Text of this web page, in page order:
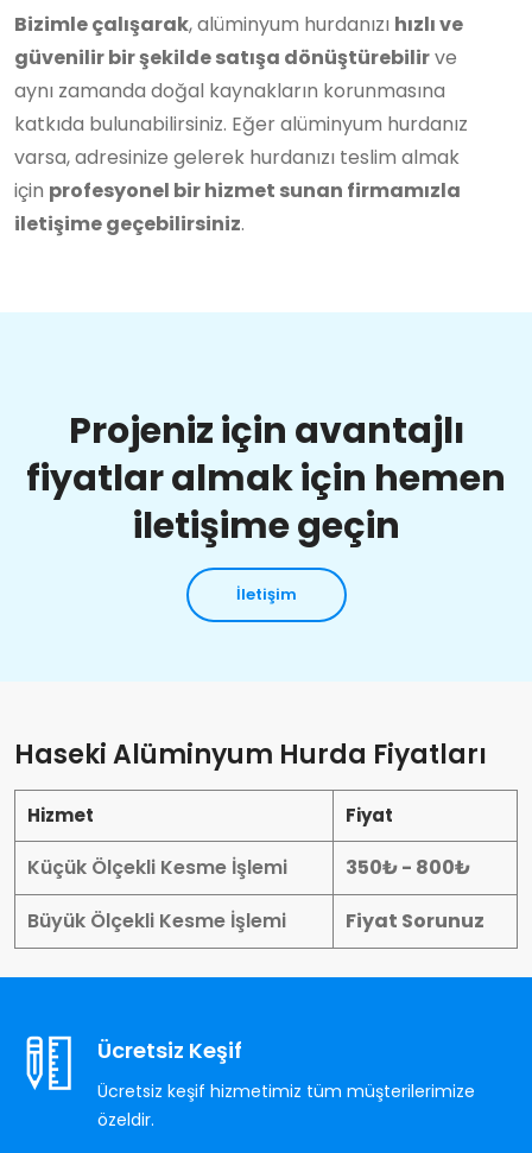
Bizimle çalışarak, alüminyum hurdanızı hızlı ve
güvenilir bir şekilde satışa dönüştürebilirve
aynı zamanda doğal kaynakların korunmasına
katkıda bulunabilirsiniz. Eğer alüminyum hurdanız
varsa, adresinize gelerek hurdanızı teslim almak
için profesyonel bir hizmet sunan firmamızla
iletişime geçebilirsiniz.
Projeniz için avantajlı
fiyatlar almak için hemen
iletişime geçin
İletişim
Haseki Alüminyum Hurda Fiyatları
Hizmet Fiyat
Küçük Ölçekli Kesme İşlemi
350₺ - 800₺
Büyük Ölçekli Kesme İşlemi
Fiyat Sorunuz
Ücretsiz Keşif
Ücretsiz keşif hizmetimiz tüm müşterilerimize
özeldir.